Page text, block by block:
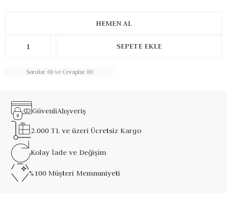
Sorular (0) ve Cevaplar (0)
GüvenliAlışveriş
2.000 TL ve üzeriÜcretsiz Kargo
Kolay İade ve Değişim
%100 Müşteri Memnuniyeti